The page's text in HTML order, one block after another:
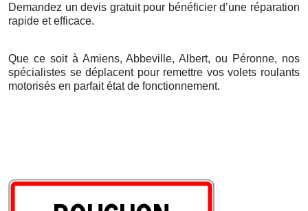
Demandez un devis gratuit pour bénéficier d’une réparation
rapide et efficace.
Que ce soit à Amiens, Abbeville, Albert, ou Péronne, nos
spécialistes se déplacent pour remettre vos volets roulants
motorisés en parfait état de fonctionnement.